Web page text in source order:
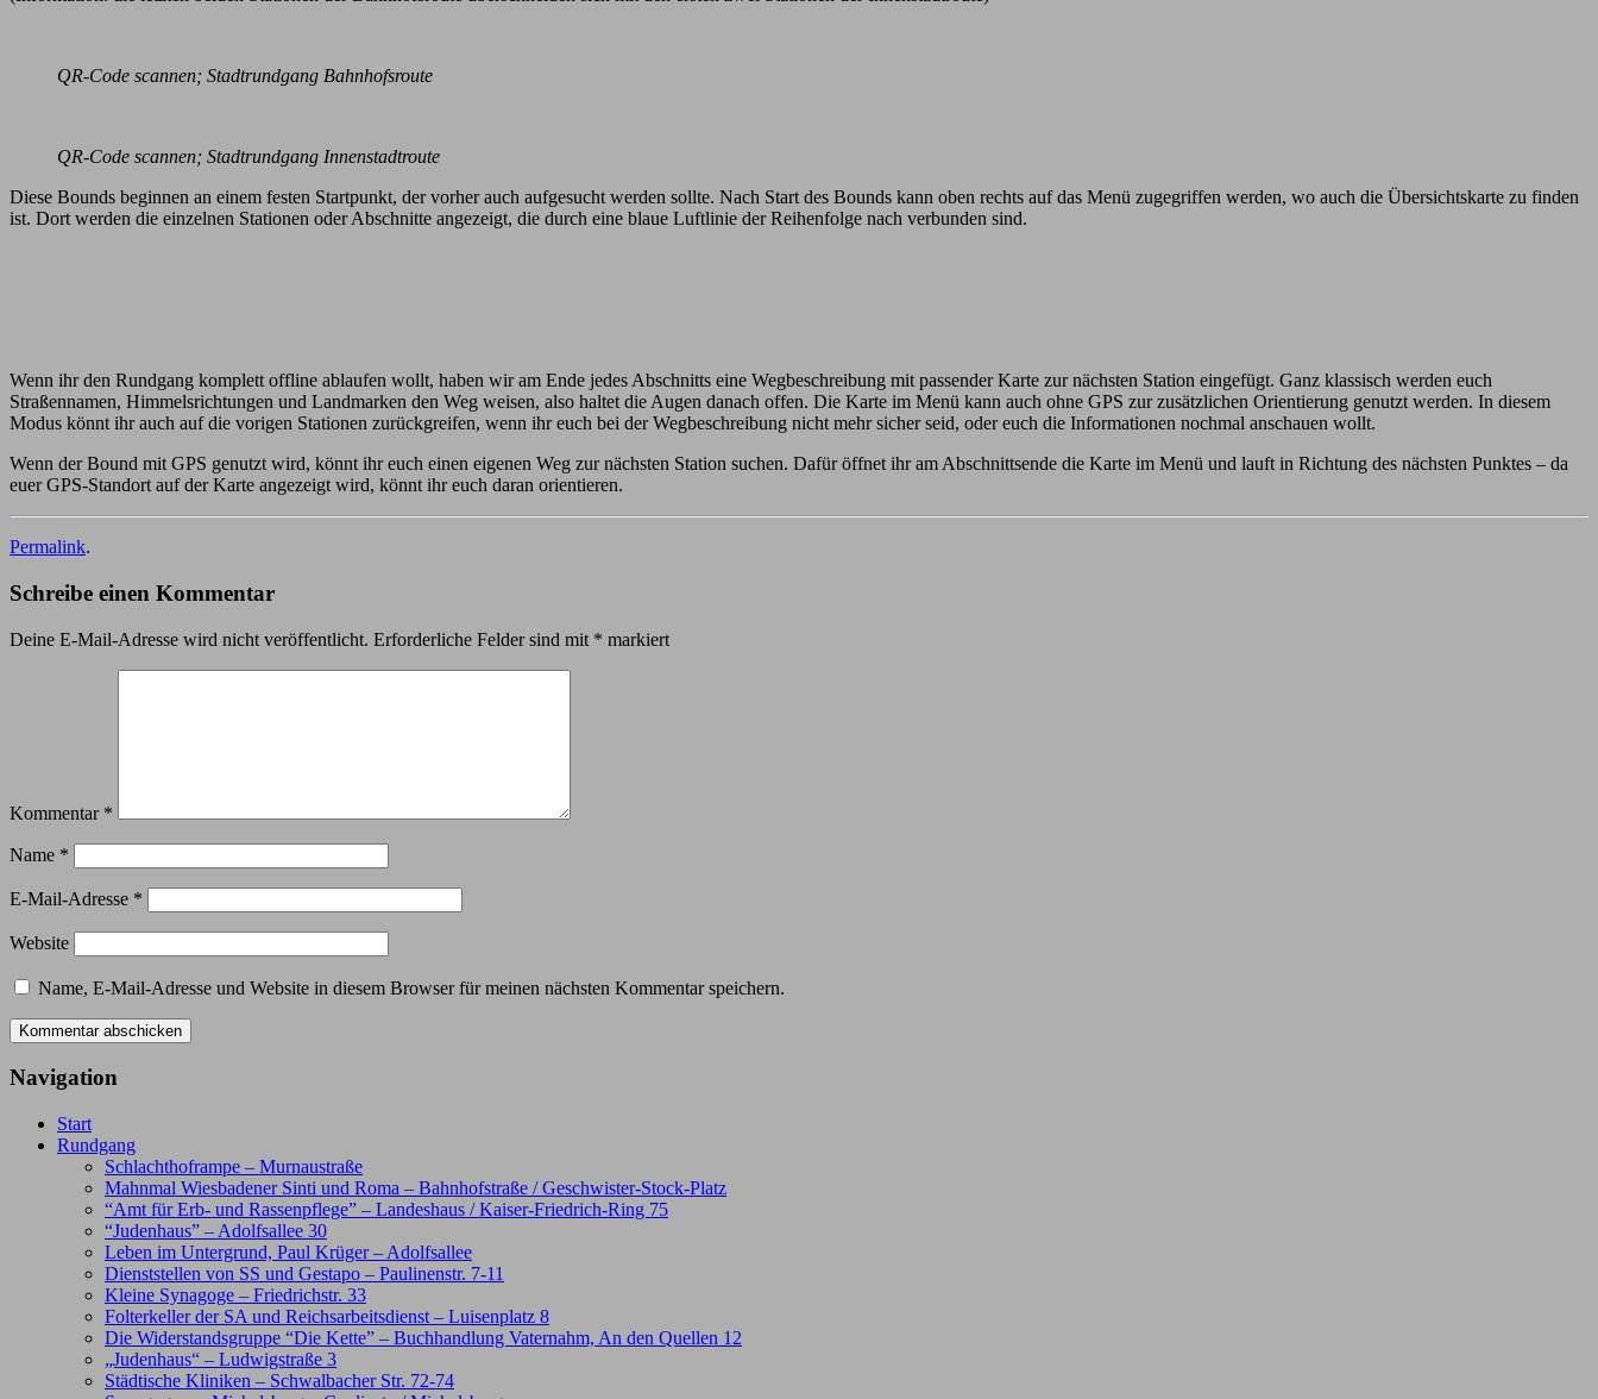
QR-Code scannen; Stadtrundgang Bahnhofsroute
QR-Code scannen; Stadtrundgang Innenstadtroute
Diese Bounds beginnen an einem festen Startpunkt, der vorher auch aufgesucht werden sollte. Nach Start des Bounds kann oben rechts auf das Menü zugegriffen werden, wo auch die Übersichtskarte zu finden
ist. Dort werden die einzelnen Stationen oder Abschnitte angezeigt, die durch eine blaue Luftlinie der Reihenfolge nach verbunden sind.
Wenn ihr den Rundgang komplett offline ablaufen wollt, haben wir am Ende jedes Abschnitts eine Wegbeschreibung mit passender Karte zur nächsten Station eingefügt. Ganz klassisch werden euch
Straßennamen, Himmelsrichtungen und Landmarken den Weg weisen, also haltet die Augen danach offen. Die Karte im Menü kann auch ohne GPS zur zusätzlichen Orientierung genutzt werden. In diesem
Modus könnt ihr auch auf die vorigen Stationen zurückgreifen, wenn ihr euch bei der Wegbeschreibung nicht mehr sicher seid, oder euch die Informationen nochmal anschauen wollt.
Wenn der Bound mit GPS genutzt wird, könnt ihr euch einen eigenen Weg zur nächsten Station suchen. Dafür öffnet ihr am Abschnittsende die Karte im Menü und lauft in Richtung des nächsten Punktes – da
euer GPS-Standort auf der Karte angezeigt wird, könnt ihr euch daran orientieren.
Permalink.
Schreibe einen Kommentar
Deine E-Mail-Adresse wird nicht veröffentlicht. Erforderliche Felder sind mit * markiert
Kommentar *
Name *
E-Mail-Adresse *
Website
Name, E-Mail-Adresse und Website in diesem Browser für meinen nächsten Kommentar speichern.
Navigation
Start
Rundgang
Schlachthoframpe – Murnaustraße
Mahnmal Wiesbadener Sinti und Roma – Bahnhofstraße / Geschwister-Stock-Platz
“Amt für Erb- und Rassenpflege” – Landeshaus / Kaiser-Friedrich-Ring 75
“Judenhaus” – Adolfsallee 30
Leben im Untergrund, Paul Krüger – Adolfsallee
Dienststellen von SS und Gestapo – Paulinenstr. 7-11
Kleine Synagoge – Friedrichstr. 33
Folterkeller der SA und Reichsarbeitsdienst – Luisenplatz 8
Die Widerstandsgruppe “Die Kette” – Buchhandlung Vaternahm, An den Quellen 12
„Judenhaus“ – Ludwigstraße 3
Städtische Kliniken – Schwalbacher Str. 72-74